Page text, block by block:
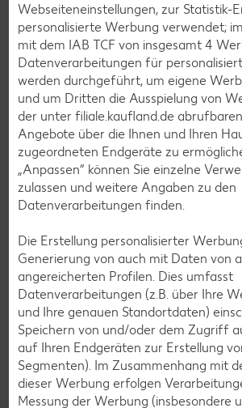
K-TAKE IT VEGGIE
versch. Sorten
je 400-g-Becher
(1 kg = 3.23)
1.29
Weitere
Diese Artikel findest du an
Frischetheke
Webseiteneinstellungen, zur Statistik-
personalisierte Werbung verwendet;
mit dem IAB TCF von insgesamt 4
Datenverarbeitungen für
werden durchgeführt, um eigene
und um Dritten die Ausspielung von
der unter filiale.kaufland.de
Angebote über die Ihnen und Ihren
zugeordneten Endgeräte zu
„Anpassen“ können Sie einzelne
zulassen und weitere Angaben zu den
Datenverarbeitungen finden.
Die Erstellung personalisierter
Generierung von auch mit Daten von
angereicherten Profilen. Dies umfasst
Datenverarbeitungen (z.B. über Ihre
und Ihre genauen Standortdaten)
Speichern von und/oder dem Zugriff
auf Ihren Endgeräten zur Erstellung
Segmenten). Im Zusammenhang mit
dieser Werbung erfolgen
Messung der Werbung (insbesondere